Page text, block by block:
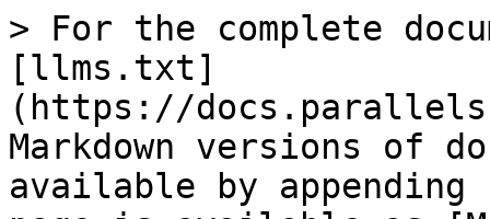
> For the complete
[llms.txt]
(https://
Markdown versions of
available by